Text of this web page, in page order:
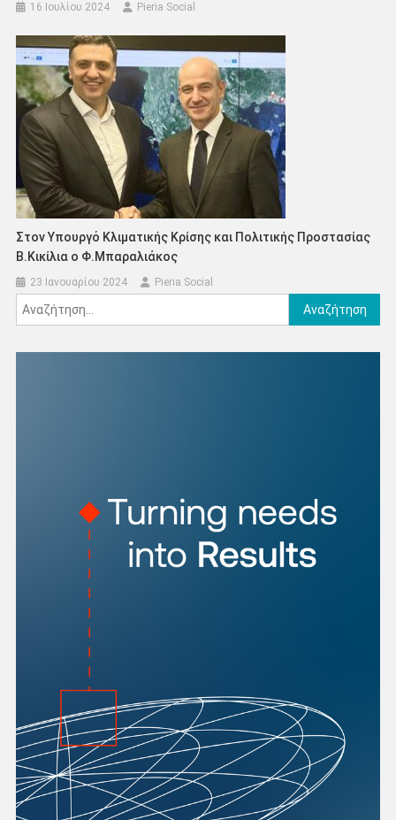
16 Ιουλίου 2024 Pieria Social
Στον Υπουργό Κλιματικής Κρίσης και Πολιτικής Προστασίας
Β.Κικίλια ο Φ.Μπαραλιάκος
23 Ιανουαρίου 2024 Pieria Social
Αναζήτηση
για: